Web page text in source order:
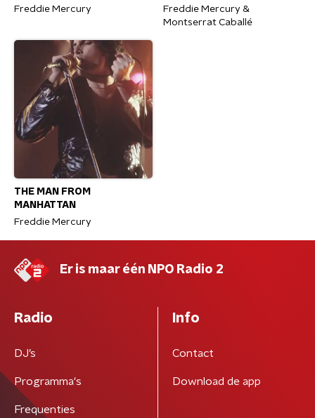
Freddie Mercury
Freddie Mercury &
Montserrat Caballé
THE MAN FROM
MANHATTAN
Freddie Mercury
Er is maar één NPO Radio 2
Radio
DJ’s
Programma's
Frequenties
Info
Contact
Download de app